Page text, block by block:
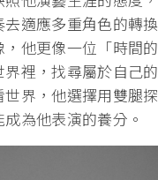
適應多重角色的轉
他更像一位「時間
裡，找尋屬於自己
界，他選擇用雙腿
為他表演的養分。